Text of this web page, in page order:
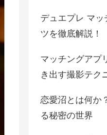
デュエプレ マッ
ツを徹底解説！
マッチングアプ
き出す撮影テク
恋愛沼とは何か
る秘密の世界